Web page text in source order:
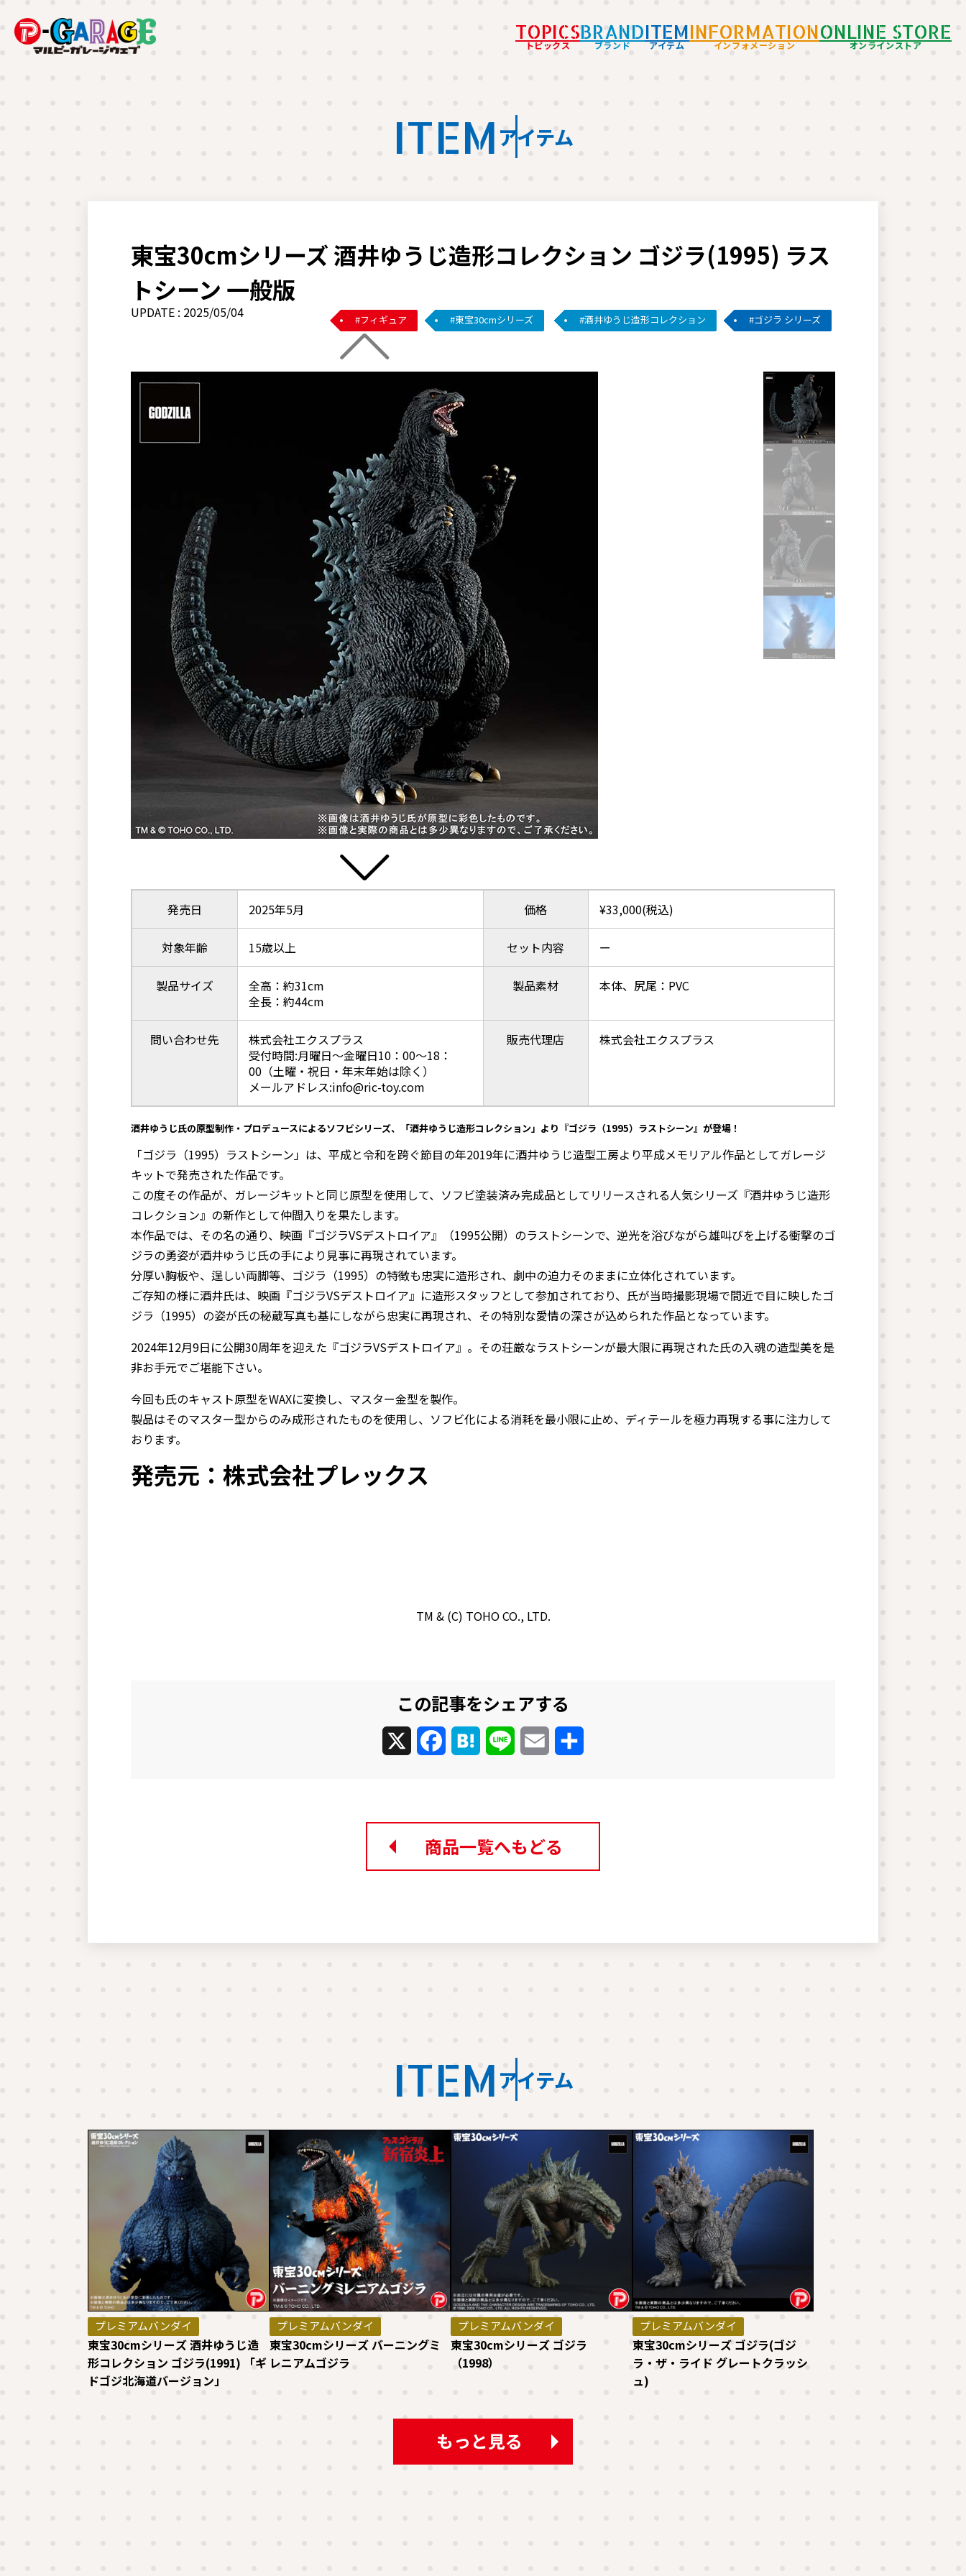
TOPICS
トピックス
BRAND
ブランド
ITEM
アイテム
INFORMATION
インフォメーション
ONLINE STORE
オンラインストア
ITEM アイテム
東宝30cmシリーズ 酒井ゆうじ造形コレクション ゴジラ(1995) ラス
トシーン 一般版
UPDATE : 2025/05/04 フィギュア 東宝30cmシリーズ 酒井ゆうじ造形コレクション ゴジラ シリーズ
発売日 2025年5月 価格 ¥33,000(税込)
対象年齢 15歳以上 セット内容 ー
製品サイズ
全高：約31cm
全長：約44cm
製品素材 本体、尻尾：PVC
問い合わせ先
株式会社エクスプラス
受付時間:月曜日～金曜日10：00～18：
00（土曜・祝日・年末年始は除く）
メールアドレス:info@ric-toy.com
販売代理店 株式会社エクスプラス
酒井ゆうじ氏の原型制作・プロデュースによるソフビシリーズ、「酒井ゆうじ造形コレクション」より『ゴジラ（1995）ラストシーン』が登場！
「ゴジラ（1995）ラストシーン」は、平成と令和を跨ぐ節目の年2019年に酒井ゆうじ造型工房より平成メモリアル作品としてガレージ
キットで発売された作品です。
この度その作品が、ガレージキットと同じ原型を使用して、ソフビ塗装済み完成品としてリリースされる人気シリーズ『酒井ゆうじ造形
コレクション』の新作として仲間入りを果たします。
本作品では、その名の通り、映画『ゴジラVSデストロイア』（1995公開）のラストシーンで、逆光を浴びながら雄叫びを上げる衝撃のゴ
ジラの勇姿が酒井ゆうじ氏の手により見事に再現されています。
分厚い胸板や、逞しい両脚等、ゴジラ（1995）の特徴も忠実に造形され、劇中の迫力そのままに立体化されています。
ご存知の様に酒井氏は、映画『ゴジラVSデストロイア』に造形スタッフとして参加されており、氏が当時撮影現場で間近で目に映したゴ
ジラ（1995）の姿が氏の秘蔵写真も基にしながら忠実に再現され、その特別な愛情の深さが込められた作品となっています。
2024年12月9日に公開30周年を迎えた『ゴジラVSデストロイア』。その荘厳なラストシーンが最大限に再現された氏の入魂の造型美を是
非お手元でご堪能下さい。
今回も氏のキャスト原型をWAXに変換し、マスター金型を製作。
製品はそのマスター型からのみ成形されたものを使用し、ソフビ化による消耗を最小限に止め、ディテールを極力再現する事に注力して
おります。
発売元：株式会社プレックス
TM & (C) TOHO CO., LTD.
この記事をシェアする
FacebookHatena Line Email
商品一覧へもどる
ITEM アイテム
プレミアムバンダイ
東宝30cmシリーズ 酒井ゆうじ造
形コレクション ゴジラ(1991) 「ギ
ドゴジ北海道バージョン」
プレミアムバンダイ
東宝30cmシリーズ バーニングミ
レニアムゴジラ
プレミアムバンダイ
東宝30cmシリーズ ゴジラ
（1998）
プレミアムバンダイ
東宝30cmシリーズ ゴジラ(ゴジ
ラ・ザ・ライド グレートクラッシ
ュ)
もっと見る